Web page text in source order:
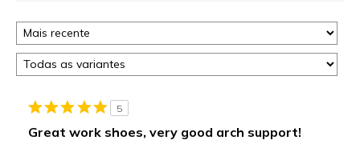
5
Great work shoes, very good arch support!